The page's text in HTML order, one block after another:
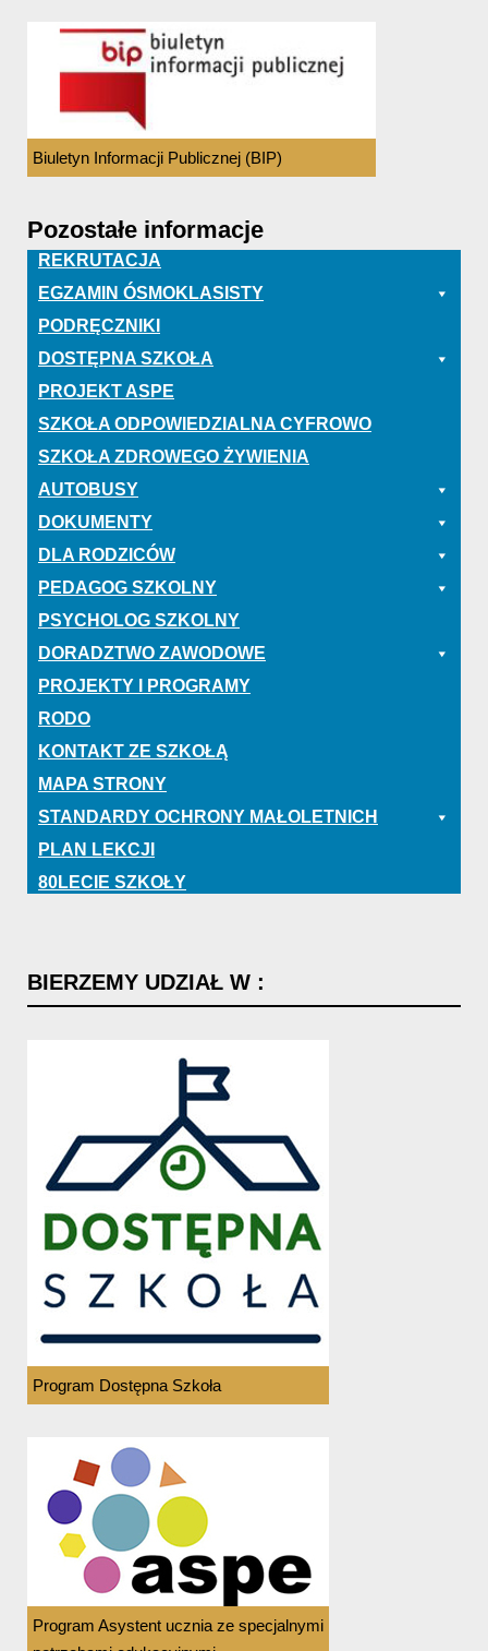
Biuletyn Informacji Publicznej (BIP)
Pozostałe informacje
REKRUTACJA
EGZAMIN ÓSMOKLASISTY
PODRĘCZNIKI
DOSTĘPNA SZKOŁA
PROJEKT ASPE
SZKOŁA ODPOWIEDZIALNA CYFROWO
SZKOŁA ZDROWEGO ŻYWIENIA
AUTOBUSY
DOKUMENTY
DLA RODZICÓW
PEDAGOG SZKOLNY
PSYCHOLOG SZKOLNY
DORADZTWO ZAWODOWE
PROJEKTY I PROGRAMY
RODO
KONTAKT ZE SZKOŁĄ
MAPA STRONY
STANDARDY OCHRONY MAŁOLETNICH
PLAN LEKCJI
80LECIE SZKOŁY
BIERZEMY UDZIAŁ W :
Program Dostępna Szkoła
Program Asystent ucznia ze specjalnymi